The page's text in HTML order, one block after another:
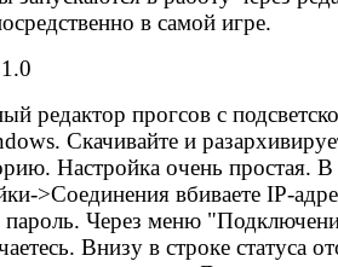
в самой игре.
редактор прогсов с
Скачивайте и
Настройка очень простая.
>Соединения вбиваете IP-
пароль. Через меню
Внизу в строке статуса